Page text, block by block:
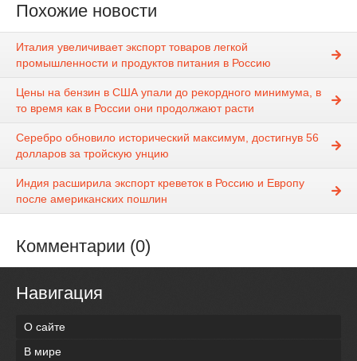
Похожие новости
Италия увеличивает экспорт товаров легкой
промышленности и продуктов питания в Россию
Цены на бензин в США упали до рекордного минимума, в
то время как в России они продолжают расти
Серебро обновило исторический максимум, достигнув 56
долларов за тройскую унцию
Индия расширила экспорт креветок в Россию и Европу
после американских пошлин
Комментарии (0)
Навигация
О сайте
В мире